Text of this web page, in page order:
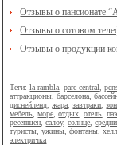
Отзывы о пансионате
Отзывы о сотовом
Отзывы о продукции
Теги:la rambla ,parc central ,
аттракционы ,барселона ,
диснейленд ,жара ,завтраки ,
мебель ,море ,отдых ,отель ,
ресепшен ,салоу,солнце ,
туристы ,ужины ,фонтаны ,
электричка